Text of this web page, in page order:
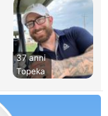
37 anni
Topeka